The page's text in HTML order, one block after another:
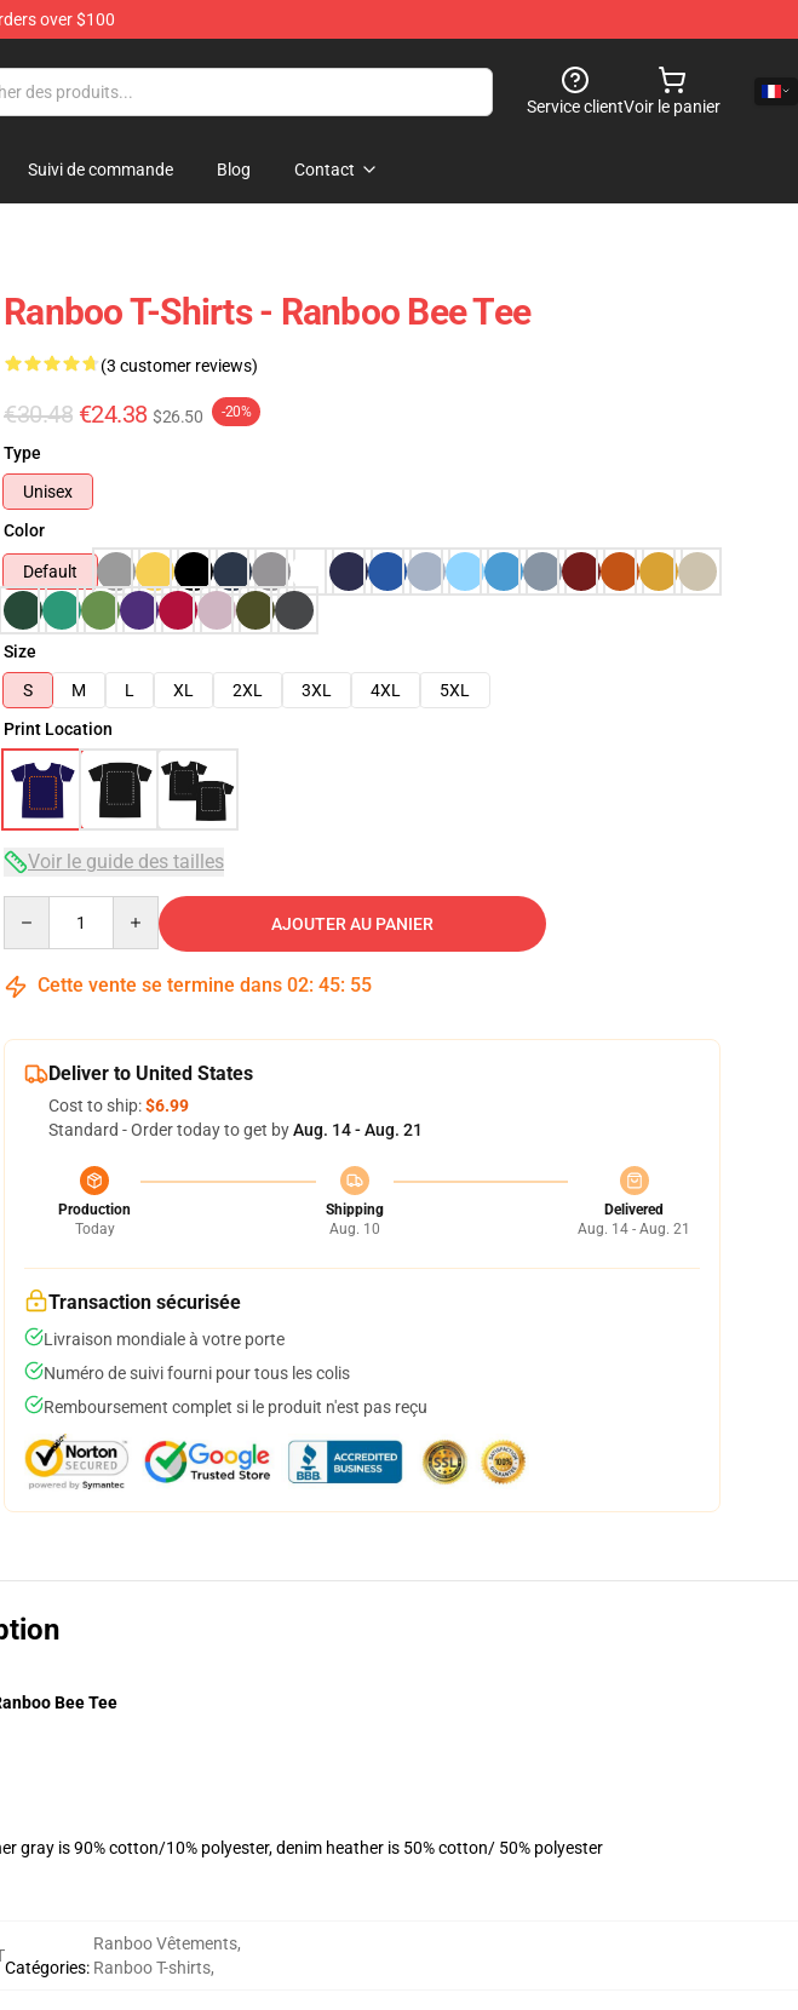
over $100
Service clientVoir le panier
Suivi de commande Blog Contact
Ranboo T-Shirts - Ranboo Bee Tee
(3 customer reviews)
€30.48 €24.38 $26.50 -20%
Type
Unisex
Color
Default
Size
S
M L XL 2XL 3XL 4XL
5XL
Print Location
Voir le guide des tailles
AJOUTER AU PANIER
Cette vente se termine dans 02: 45: 54
Deliver to United States
Cost to ship:$6.99
Standard - Order today to get byAug. 14 - Aug. 21
Production
Today
Shipping
Aug. 10
Delivered
Aug. 14 - Aug. 21
Transaction sécurisée
Livraison mondiale à votre porte
Numéro de suivi fourni pour tous les colis
Remboursement complet si le produit n'est pas reçu
Bee Tee
gray is 90% cotton/10% polyester, denim heather is 50% cotton/ 50% polyester
Catégories:
Ranboo Vêtements,
Ranboo T-shirts,